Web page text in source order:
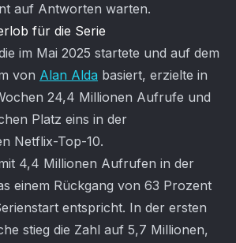
auf Antworten warten.
für die Serie
im Mai 2025 startete und auf dem
von Alan Alda basiert, erzielte in
24,4 Millionen Aufrufe und
Platz eins in der
Netflix-Top-10.
4,4 Millionen Aufrufen in der
einem Rückgang von 63 Prozent
entspricht. In der ersten
stieg die Zahl auf 5,7 Millionen,